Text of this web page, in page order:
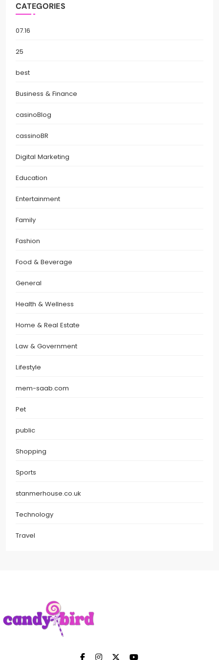
CATEGORIES
07.16
25
best
Business & Finance
casinoBlog
cassinoBR
Digital Marketing
Education
Entertainment
Family
Fashion
Food & Beverage
General
Health & Wellness
Home & Real Estate
Law & Government
Lifestyle
mem-saab.com
Pet
public
Shopping
Sports
stanmerhouse.co.uk
Technology
Travel
Candy Bird